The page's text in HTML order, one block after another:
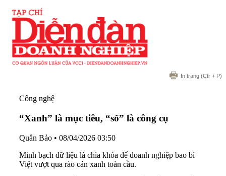
In trang (Ctr + P)
Công nghệ
“Xanh” là mục tiêu, “số” là công cụ
Quân Bảo • 08/04/2026 03:50
Minh bạch dữ liệu là chìa khóa để doanh nghiệp bao bì
Việt vượt qua rào cản xanh toàn cầu.